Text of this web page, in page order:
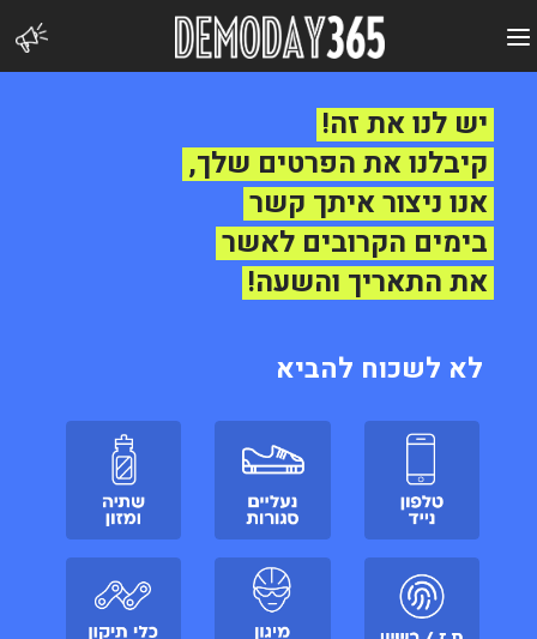
to
content
יש לנו את זה!
קיבלנו את הפרטים שלך,
אנו ניצור איתך קשר
בימים הקרובים לאשר
את התאריך והשעה!
לא לשכוח להביא